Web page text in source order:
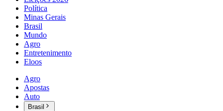
Política
Minas Gerais
Brasil
Mundo
Agro
Entretenimento
Eloos
Agro
Apostas
Auto
Brasil